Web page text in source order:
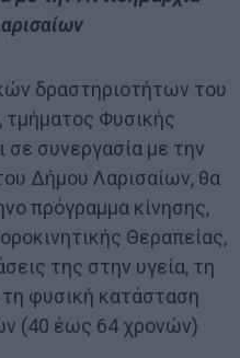
δραστηριοτήτων του
τμήματος Φυσικής
σε συνεργασία με την
Δήμου Λαρισαίων, θα
πρόγραμμα κίνησης,
Θεραπείας,
της στην υγεία, τη
τη φυσική κατάσταση
(40 έως 64 χρονών)